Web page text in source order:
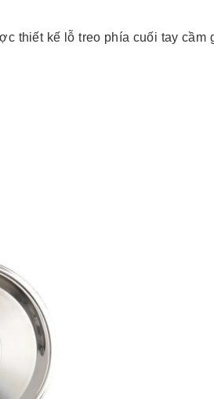
thiết kế lỗ treo phía cuối tay cầm